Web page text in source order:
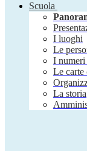
Scuola
I luoghi
Le
I numeri
Le carte
La storia